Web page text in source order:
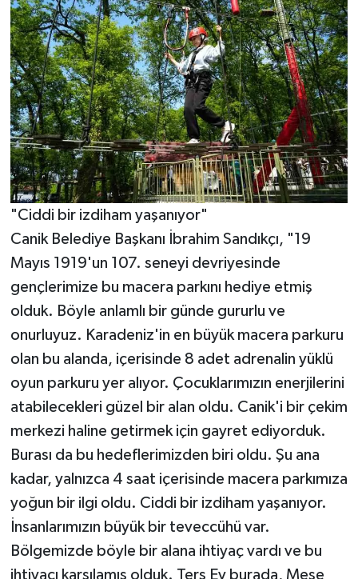
"Ciddi bir izdiham yaşanıyor"
Canik Belediye Başkanı İbrahim Sandıkçı, "19
Mayıs 1919'un 107. seneyi devriyesinde
gençlerimize bu macera parkını hediye etmiş
olduk. Böyle anlamlı bir günde gururlu ve
onurluyuz. Karadeniz'in en büyük macera parkuru
olan bu alanda, içerisinde 8 adet adrenalin yüklü
oyun parkuru yer alıyor. Çocuklarımızın enerjilerini
atabilecekleri güzel bir alan oldu. Canik'i bir çekim
merkezi haline getirmek için gayret ediyorduk.
Burası da bu hedeflerimizden biri oldu. Şu ana
kadar, yalnızca 4 saat içerisinde macera parkımıza
yoğun bir ilgi oldu. Ciddi bir izdiham yaşanıyor.
İnsanlarımızın büyük bir teveccühü var.
Bölgemizde böyle bir alana ihtiyaç vardı ve bu
ihtiyacı karşılamış olduk. Ters Ev burada, Meşe